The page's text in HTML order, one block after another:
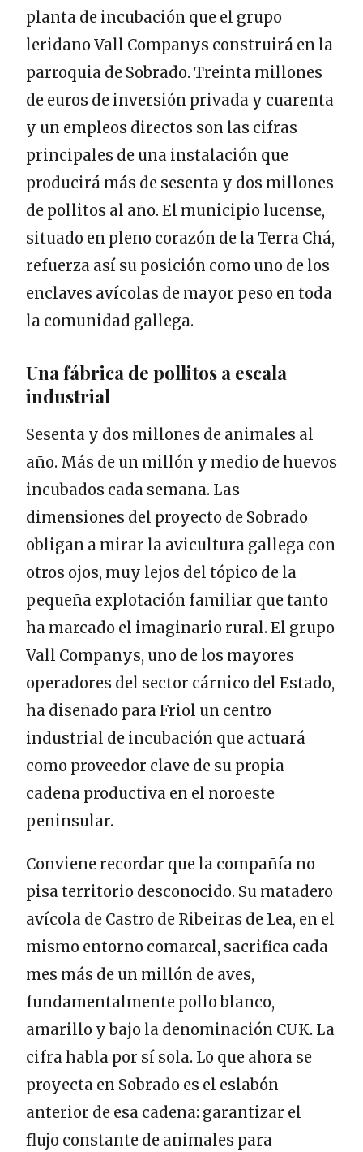
planta de incubación que el grupo
leridano Vall Companys construirá en la
parroquia de Sobrado. Treinta millones
de euros de inversión privada y cuarenta
y un empleos directos son las cifras
principales de una instalación que
producirá más de sesenta y dos millones
de pollitos al año. El municipio lucense,
situado en pleno corazón de la Terra Chá,
refuerza así su posición como uno de los
enclaves avícolas de mayor peso en toda
la comunidad gallega.
Una fábrica de pollitos a escala
industrial
Sesenta y dos millones de animales al
año. Más de un millón y medio de huevos
incubados cada semana. Las
dimensiones del proyecto de Sobrado
obligan a mirar la avicultura gallega con
otros ojos, muy lejos del tópico de la
pequeña explotación familiar que tanto
ha marcado el imaginario rural. El grupo
Vall Companys, uno de los mayores
operadores del sector cárnico del Estado,
ha diseñado para Friol un centro
industrial de incubación que actuará
como proveedor clave de su propia
cadena productiva en el noroeste
peninsular.
Conviene recordar que la compañía no
pisa territorio desconocido. Su matadero
avícola de Castro de Ribeiras de Lea, en el
mismo entorno comarcal, sacrifica cada
mes más de un millón de aves,
fundamentalmente pollo blanco,
amarillo y bajo la denominación CUK. La
cifra habla por sí sola. Lo que ahora se
proyecta en Sobrado es el eslabón
anterior de esa cadena: garantizar el
flujo constante de animales para